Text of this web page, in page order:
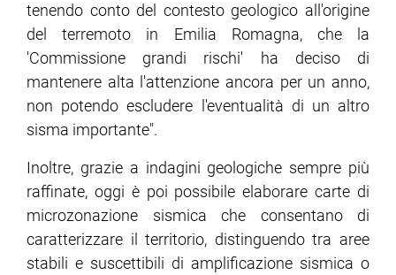
tenendo conto del contesto geologico all'origine
del terremoto in Emilia Romagna, che la
'Commissione grandi rischi' ha deciso di
mantenere alta l'attenzione ancora per un anno,
non potendo escludere l'eventualità di un altro
sisma importante".
Inoltre, grazie a indagini geologiche sempre più
raffinate, oggi è poi possibile elaborare carte di
microzonazione sismica che consentano di
caratterizzare il territorio, distinguendo tra aree
stabili e suscettibili di amplificazione sismica o